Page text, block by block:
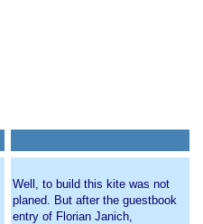
Well, to build this kite was not
planed. But after the guestbook
entry of Florian Janich,